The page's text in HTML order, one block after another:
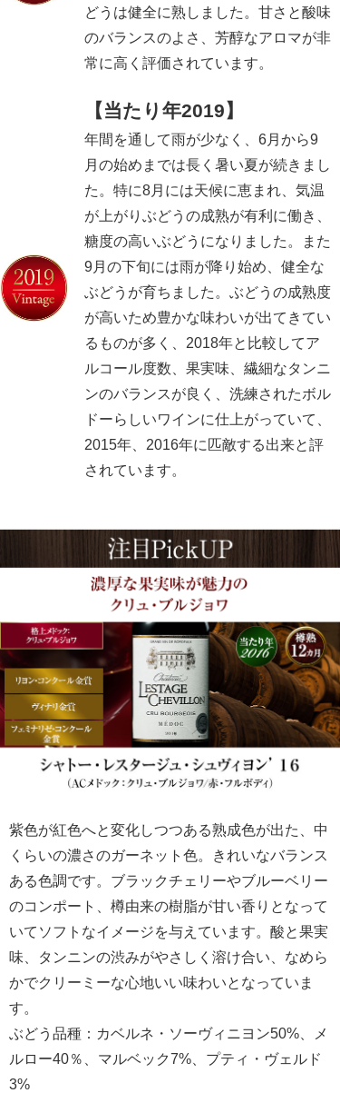
どうは健全に熟しました。甘さと酸味
のバランスのよさ、芳醇なアロマが非
常に高く評価されています。
【当たり年2019】
年間を通して雨が少なく、6月から9
月の始めまでは長く暑い夏が続きまし
た。特に8月には天候に恵まれ、気温
が上がりぶどうの成熟が有利に働き、
糖度の高いぶどうになりました。また
9月の下旬には雨が降り始め、健全な
ぶどうが育ちました。ぶどうの成熟度
が高いため豊かな味わいが出てきてい
るものが多く、2018年と比較してア
ルコール度数、果実味、繊細なタンニ
ンのバランスが良く、洗練されたボル
ドーらしいワインに仕上がっていて、
2015年、2016年に匹敵する出来と評
されています。
紫色が紅色へと変化しつつある熟成色が出た、中
くらいの濃さのガーネット色。きれいなバランス
ある色調です。ブラックチェリーやブルーベリー
のコンポート、樽由来の樹脂が甘い香りとなって
いてソフトなイメージを与えています。酸と果実
味、タンニンの渋みがやさしく溶け合い、なめら
かでクリーミーな心地いい味わいとなっていま
す。
ぶどう品種：カベルネ・ソーヴィニヨン50%、メ
ルロー40％、マルベック7%、プティ・ヴェルド
3%